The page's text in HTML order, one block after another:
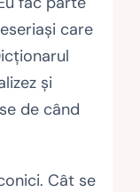
care
şi
de când
Cât se